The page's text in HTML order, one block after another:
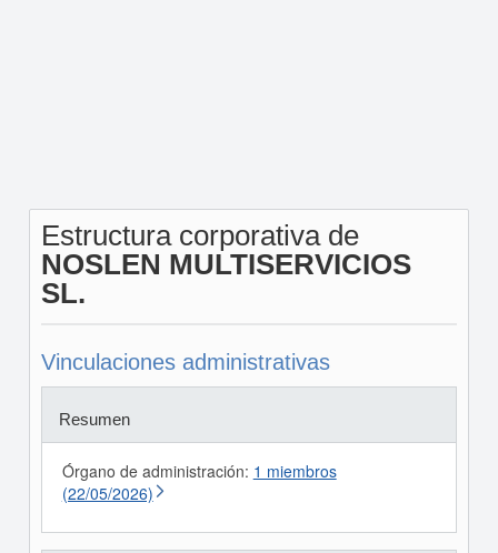
Estructura corporativa de
NOSLEN MULTISERVICIOS
SL.
Vinculaciones administrativas
Resumen
Órgano de administración: 1 miembros
(22/05/2026)